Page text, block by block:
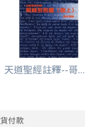
天道聖經註釋--哥...
付款